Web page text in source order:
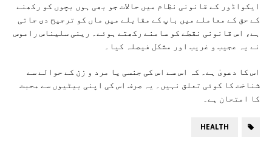
ایکواڈور کے قانونی نظام میں حالات جو بھی ہوں بچوں کو رکھنے
کے حق کے معاملے میں باپ کے مقابلے میں ماں کو ترجیح دی جاتی
ہے، اس قانونی نقطے کو سامنے رکھتے ہوئے۔ رینی سلیناس راموس
نے یہ عجیب و غریب اور مشکل فیصلہ کیا۔
اس کا دعویٰ ہے۔ کہ اس سے اس کی جنسی یا مرد و زن کے حوالے سے
شناخت کا کوئی تعلق نہیں۔ یہ صرف اس کی اپنی بیٹیوں سے محبت
کا امتحان ہے۔
HEALTH